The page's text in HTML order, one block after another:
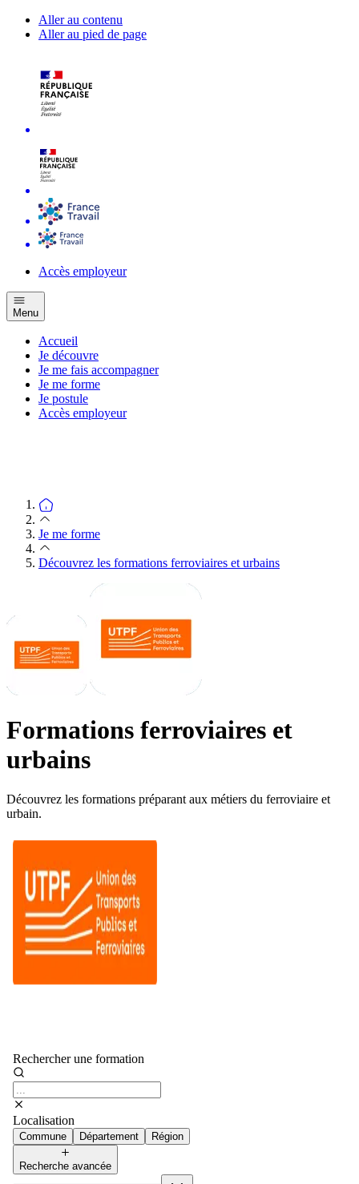
Aller au contenu
Aller au pied de page
Accès employeur
Menu
Accueil
Je découvre
Je me fais accompagner
Je me forme
Je postule
Accès employeur
Je me forme
Découvrez les formations ferroviaires et urbains
Formations ferroviaires et
urbains
Découvrez les formations préparant aux métiers du ferroviaire et
urbain.